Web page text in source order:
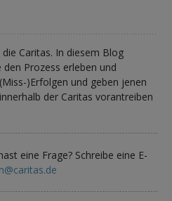
Caritas. In diesem Blog
Prozess erleben und
)Erfolgen und geben jenen
der Caritas vorantreiben
eine Frage? Schreibe eine E-